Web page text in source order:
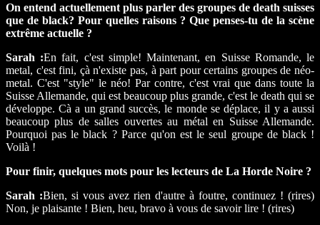
On entend actuellement plus parler des groupes de death suisses
que de black? Pour quelles raisons ? Que penses-tu de la scène
extrême actuelle ?
Sarah :En fait, c'est simple! Maintenant, en Suisse Romande, le
metal, c'est fini, çà n'existe pas, à part pour certains groupes de néo-
metal. C'est "style" le néo! Par contre, c'est vrai que dans toute la
Suisse Allemande, qui est beaucoup plus grande, c'est le death qui se
développe. Cà a un grand succès, le monde se déplace, il y a aussi
beaucoup plus de salles ouvertes au métal en Suisse Allemande.
Pourquoi pas le black ? Parce qu'on est le seul groupe de black !
Voilà !
Pour finir, quelques mots pour les lecteurs de La Horde Noire ?
Sarah :Bien, si vous avez rien d'autre à foutre, continuez ! (rires)
Non, je plaisante ! Bien, heu, bravo à vous de savoir lire ! (rires)